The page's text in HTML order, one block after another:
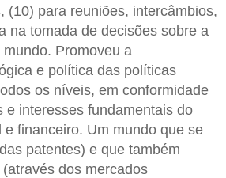
, (10) para reuniões, intercâmbios,
na tomada de decisões sobre a
Promoveu a
e política das políticas
os níveis, em conformidade
e interesses fundamentais do
e financeiro. Um mundo que se
patentes) e que também
dos mercados